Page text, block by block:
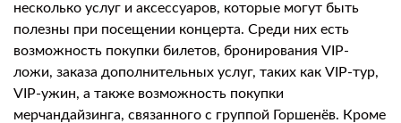
несколько услуг и аксессуаров, которые могут быть
полезны при посещении концерта. Среди них есть
возможность покупки билетов, бронирования VIP-
ложи, заказа дополнительных услуг, таких как VIP-тур,
VIP-ужин, а также возможность покупки
мерчандайзинга, связанного с группой Горшенёв. Кроме